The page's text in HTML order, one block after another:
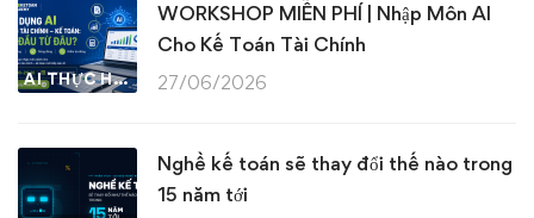
AI THỰC HÀNH
WORKSHOP MIỄN PHÍ | Nhập Môn AI
Cho Kế Toán Tài Chính
27/06/2026
Nghề kế toán sẽ thay đổi thế nào trong
15 năm tới